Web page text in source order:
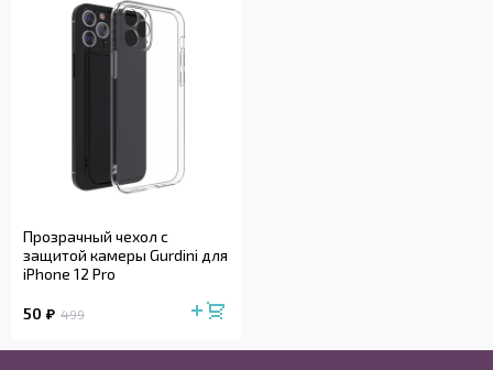
Прозрачный чехол с
защитой камеры Gurdini для
iPhone 12 Pro
50 499